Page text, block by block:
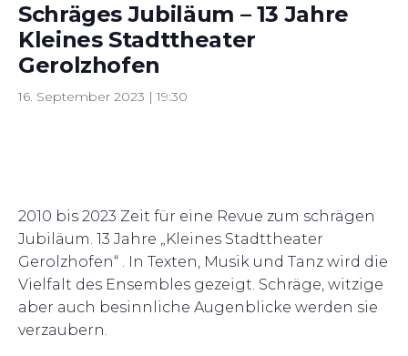
Schräges Jubiläum – 13 Jahre
Kleines Stadttheater
Gerolzhofen
16. September 2023 | 19:30
2010 bis 2023 Zeit für eine Revue zum schrägen
Jubiläum. 13 Jahre „Kleines Stadttheater
Gerolzhofen“ . In Texten, Musik und Tanz wird die
Vielfalt des Ensembles gezeigt. Schräge, witzige
aber auch besinnliche Augenblicke werden sie
verzaubern.